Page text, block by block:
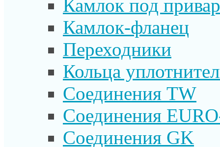
Камлок под
Камлок-фланец
Переходники
Кольца
Соединения TW
Соединения
Соединения GK